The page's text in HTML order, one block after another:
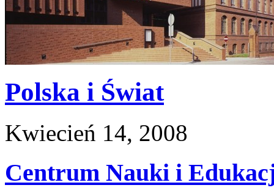
Polska i Świat
Kwiecień 14, 2008
Centrum Nauki i